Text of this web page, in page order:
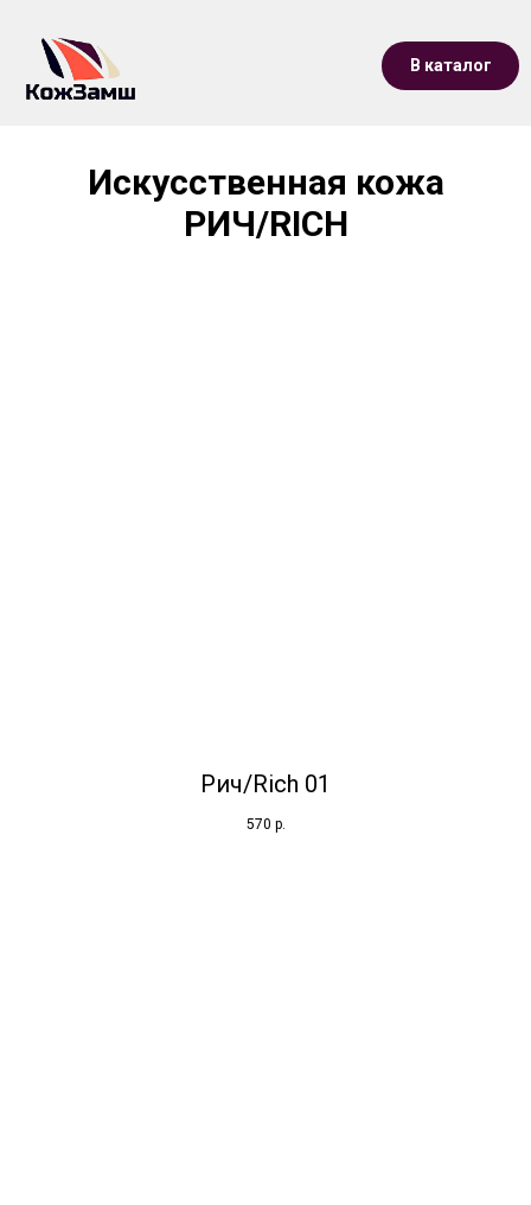
В каталог
Искусственная кожа
РИЧ/RICH
Рич/Rich 01
570 р.